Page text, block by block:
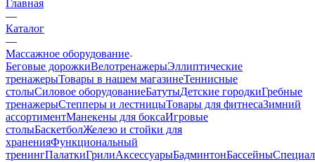
Главная
—
Каталог
—
Массажное оборудование
Беговые дорожкиВелотренажерыЭллиптические
тренажерыТовары в нашем магазинеТеннисные
столыСиловое оборудованиеБатутыДетские городкиГребные
тренажерыСтепперы и лестницыТовары для фитнесаЗимний
ассортиментМанекены для боксаИгровые
столыБаскетболЖелезо и стойки для
храненияФункциональный
тренингПалаткиГрилиАксессуарыБадминтонБассейны